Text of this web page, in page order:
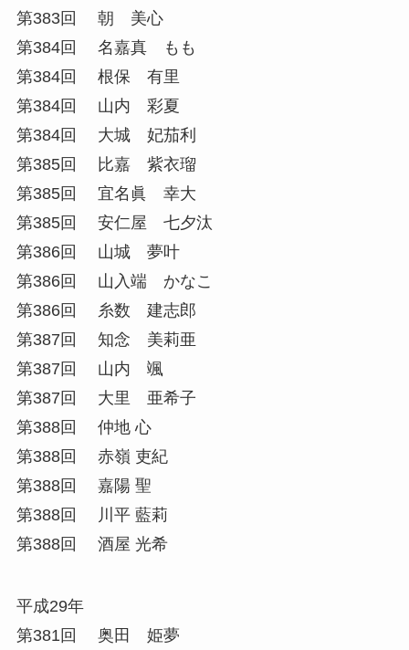
第383回 朝 美心
第384回 名嘉真 もも
第384回 根保 有里
第384回 山内 彩夏
第384回 大城 妃茄利
第385回 比嘉 紫衣瑠
第385回 宜名眞 幸大
第385回 安仁屋 七夕汰
第386回 山城 夢叶
第386回 山入端 かなこ
第386回 糸数 建志郎
第387回 知念 美莉亜
第387回 山内 颯
第387回 大里 亜希子
第388回 仲地 心
第388回 赤嶺 吏紀
第388回 嘉陽 聖
第388回 川平 藍莉
第388回 酒屋 光希
平成29年
第381回 奥田 姫夢